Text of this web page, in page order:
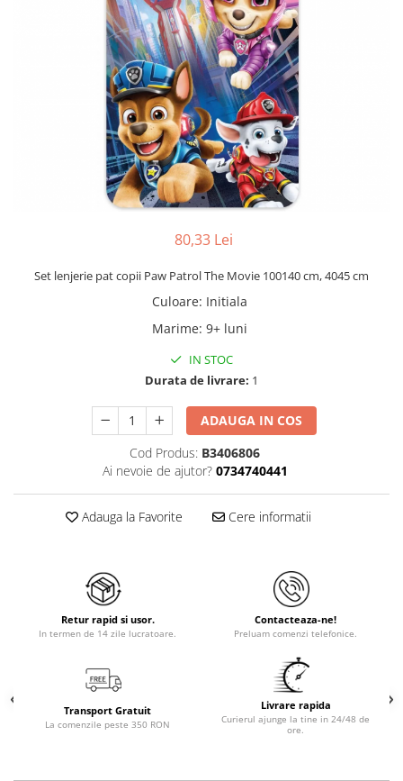
80,33 Lei
Set lenjerie pat copii Paw Patrol The Movie 100140 cm, 4045 cm
Culoare: Initiala
Marime: 9+ luni
IN STOC
Durata de livrare: 1
ADAUGA IN COS
Cod Produs: B3406806
Ai nevoie de ajutor? 0734740441
Adauga la Favorite Cere informatii
Retur rapid si usor.
In termen de 14 zile lucratoare.
Contacteaza-ne!
Preluam comenzi telefonice.
Transport Gratuit
La comenzile peste 350 RON
Livrare rapida
Curierul ajunge la tine in 24/48 de
ore.